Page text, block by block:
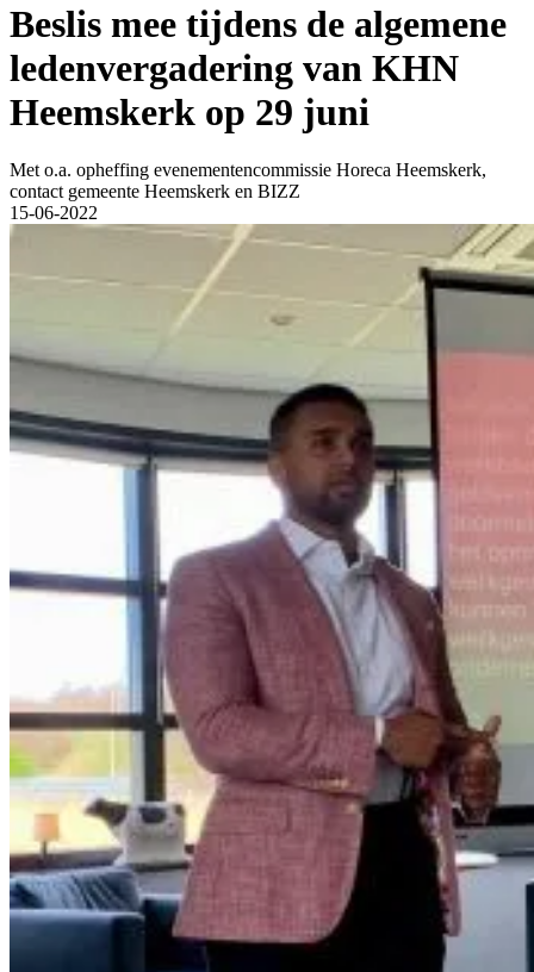
Beslis mee tijdens de algemene
ledenvergadering van KHN
Heemskerk op 29 juni
Met o.a. opheffing evenementencommissie Horeca Heemskerk,
contact gemeente Heemskerk en BIZZ
15-06-2022